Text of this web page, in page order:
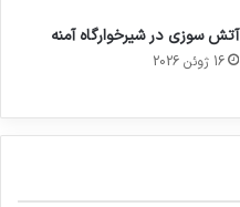
آتش سوزی در شیرخوارگاه آمنه
16 ژوئن 2026